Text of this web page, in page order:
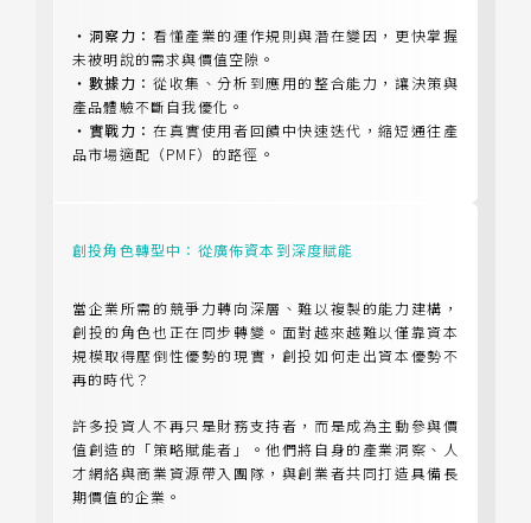
・洞察力： 看懂產業的運作規則與潛在變因，更快掌握
未被明說的需求與價值空隙。
・數據力： 從收集、分析到應用的整合能力，讓決策與
產品體驗不斷自我優化。
・實戰力： 在真實使用者回饋中快速迭代，縮短通往產
品市場適配（PMF）的路徑。
創投角色轉型中：從廣佈資本到深度賦能
當企業所需的競爭力轉向深層、難以複製的能力建構，
創投的角色也正在同步轉變。面對越來越難以僅靠資本
規模取得壓倒性優勢的現實，創投如何走出資本優勢不
再的時代？
許多投資人不再只是財務支持者，而是成為主動參與價
值創造的「策略賦能者」。他們將自身的產業洞察、人
才網絡與商業資源帶入團隊，與創業者共同打造具備長
期價值的企業。